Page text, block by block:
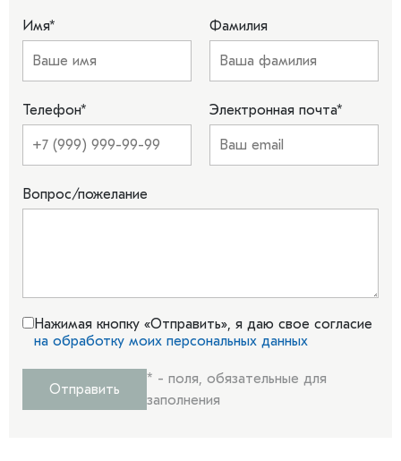
Имя* Фамилия
Телефон* Электронная почта*
Вопрос/пожелание
Нажимая кнопку «Отправить», я даю свое согласие
на обработку моих персональных данных
Отправить
* - поля, обязательные для
заполнения